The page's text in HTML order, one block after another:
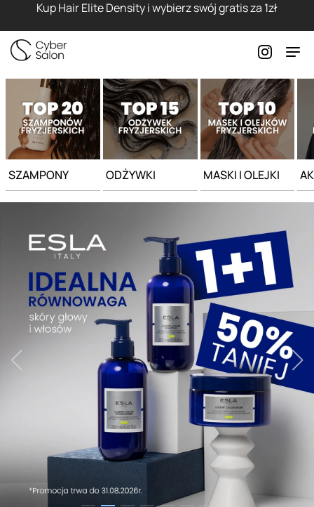
Kup Hair Elite Density i wybierz swój gratis za 1zł
SZAMPONY ODŻYWKI MASKI I OLEJKI
Strona główna - Cyber Salon